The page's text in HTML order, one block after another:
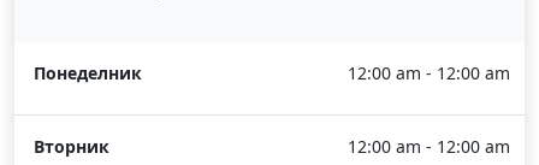
Понеделник 12:00 am - 12:00 am
Вторник 12:00 am - 12:00 am